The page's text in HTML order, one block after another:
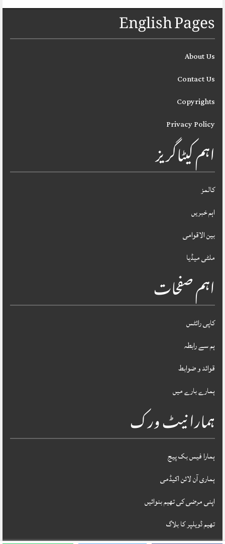
English Pages
About Us
Contact Us
Copyrights
Privacy Policy
اہم کیٹاگریز
کالمز
اہم خبریں
بین الاقوامی
ملٹی میڈیا
اہم صفحات
کاپی رائٹس
ہم سے رابطہ
قوائد و ضوابط
ہمارے بارے میں
ہمارا نیٹ ورک
ہمارا فیس بک پیج
ہماری آن لائن اکیڈمی
اپنی مرضی کی تھیم بنوائیں
تھیم ڈویلپر کا بلاگ